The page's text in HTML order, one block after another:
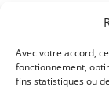
Avec votre accord,
fonctionnement,
fins statistiques ou